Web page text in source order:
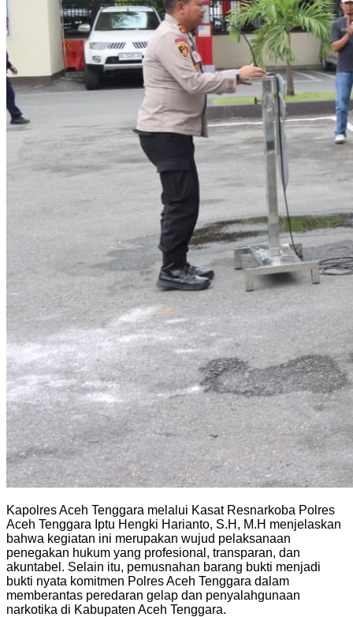
Kapolres Aceh Tenggara melalui Kasat Resnarkoba Polres
Aceh Tenggara Iptu Hengki Harianto, S.H, M.H menjelaskan
bahwa kegiatan ini merupakan wujud pelaksanaan
penegakan hukum yang profesional, transparan, dan
akuntabel. Selain itu, pemusnahan barang bukti menjadi
bukti nyata komitmen Polres Aceh Tenggara dalam
memberantas peredaran gelap dan penyalahgunaan
narkotika di Kabupaten Aceh Tenggara.